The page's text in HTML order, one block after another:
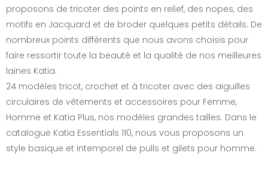
proposons de tricoter des points en relief, des nopes, des
motifs en Jacquard et de broder quelques petits détails. De
nombreux points différents que nous avons choisis pour
faire ressortir toute la beauté et la qualité de nos meilleures
laines Katia.
24 modèles tricot, crochet et à tricoter avec des aiguilles
circulaires de vêtements et accessoires pour Femme,
Homme et Katia Plus, nos modèles grandes tailles. Dans le
catalogue Katia Essentials 110, nous vous proposons un
style basique et intemporel de pulls et gilets pour homme.